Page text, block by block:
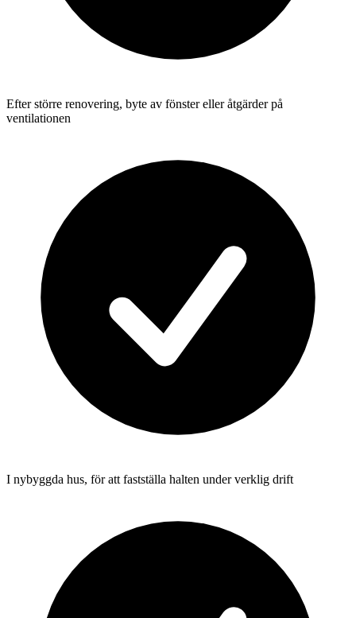
Efter större renovering, byte av fönster eller åtgärder på
ventilationen
I nybyggda hus, för att fastställa halten under verklig drift